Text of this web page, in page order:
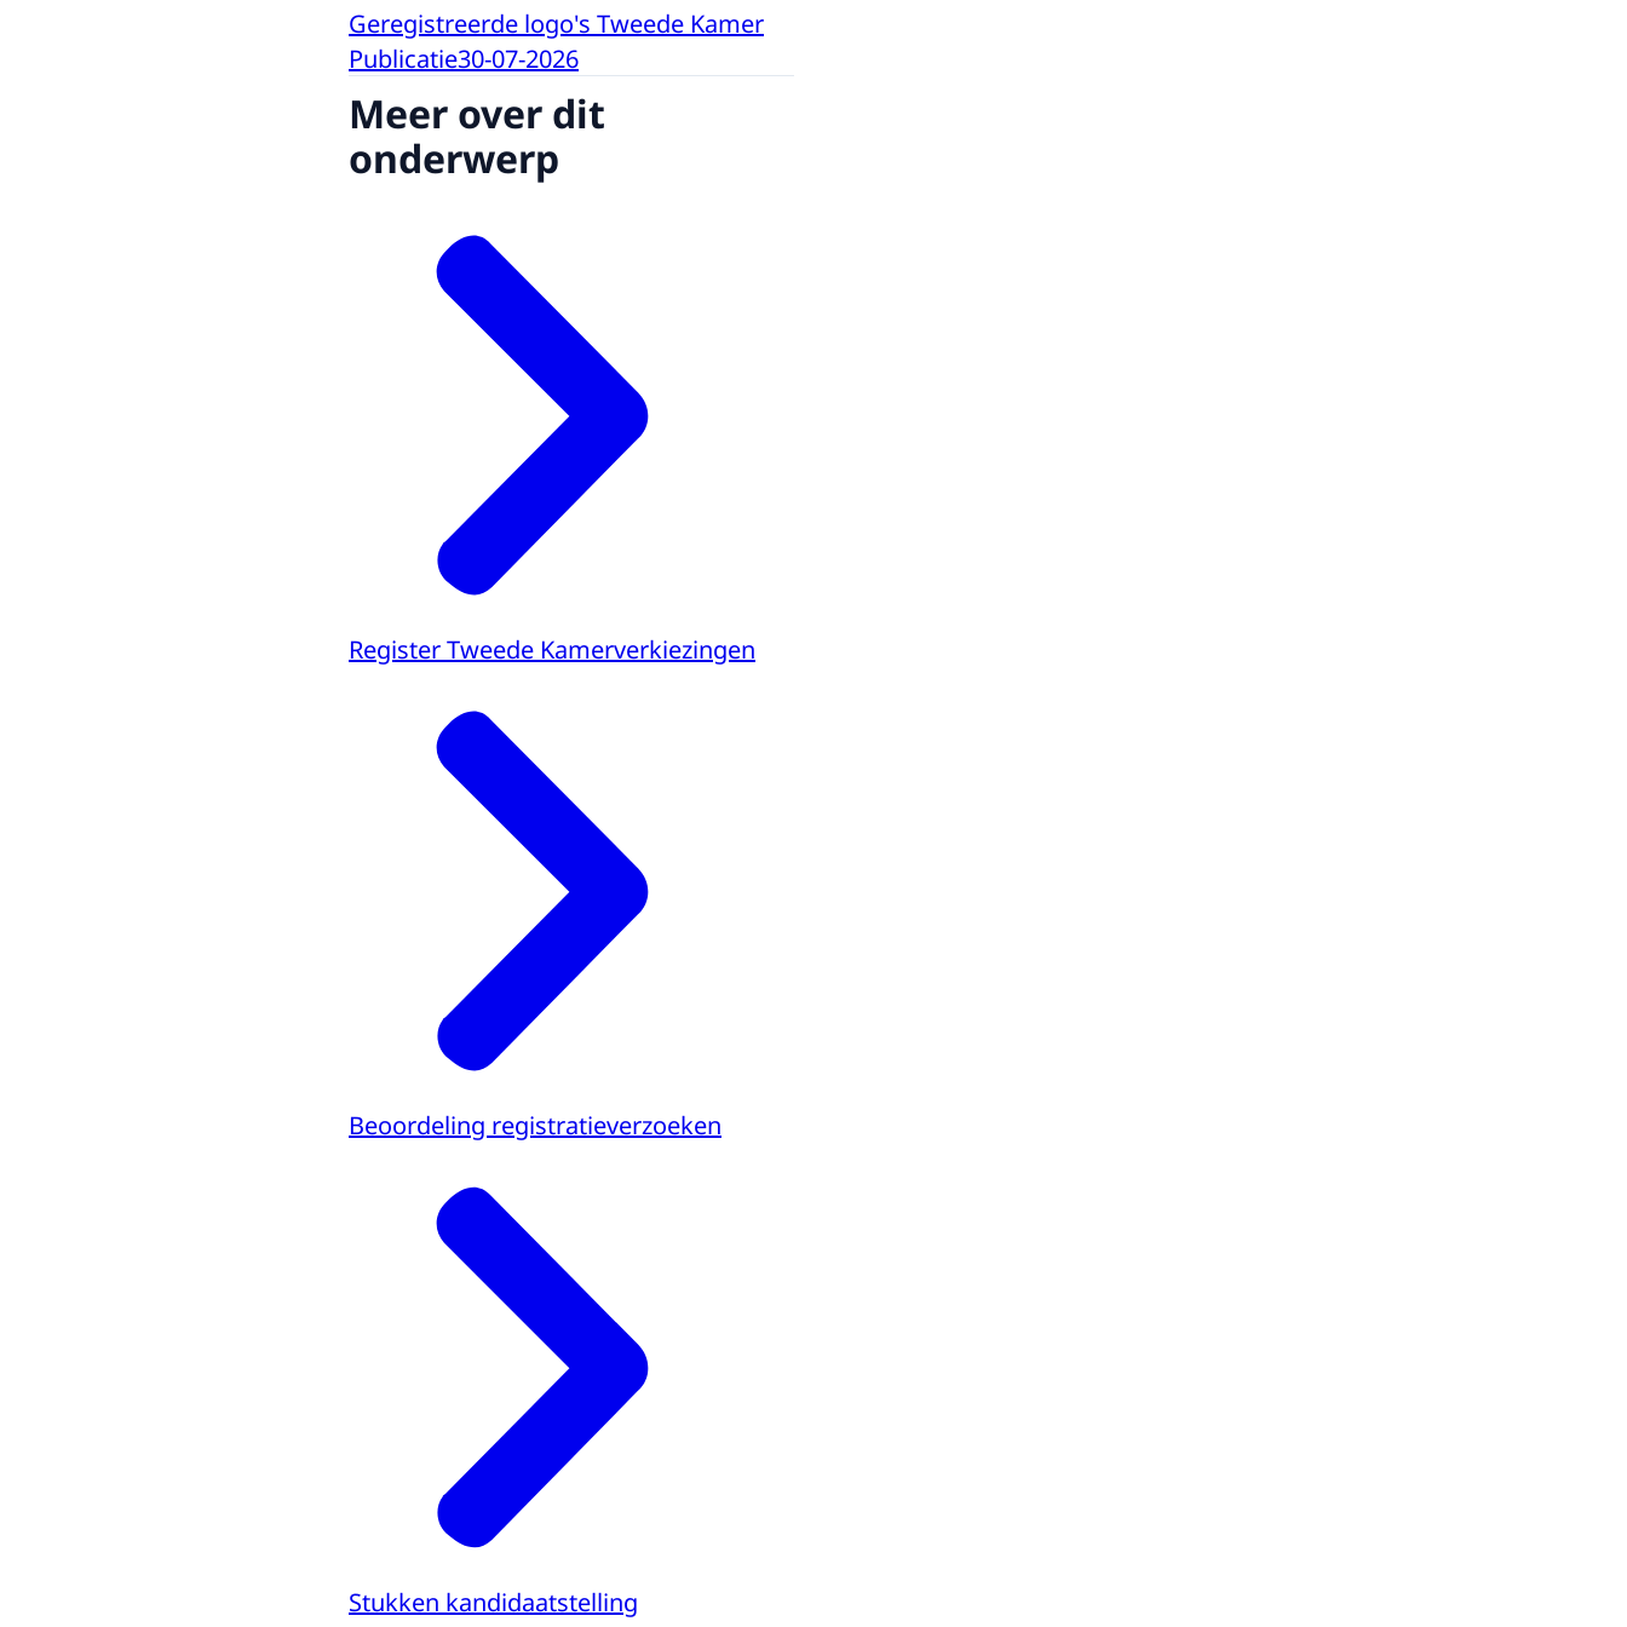
Geregistreerde logo's Tweede Kamer
Publicatie30-07-2026
Meer over dit
onderwerp
Register Tweede Kamerverkiezingen
Beoordeling registratieverzoeken
Stukken kandidaatstelling